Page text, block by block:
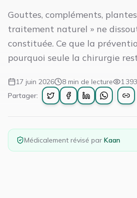
Gouttes, compléments,
traitement naturel » ne
constituée. Ce que la
pourquoi seule la chirurgie
17 juin 2026 8 min de lecture 1 393
Partager:
Médicalement révisé par Kaan